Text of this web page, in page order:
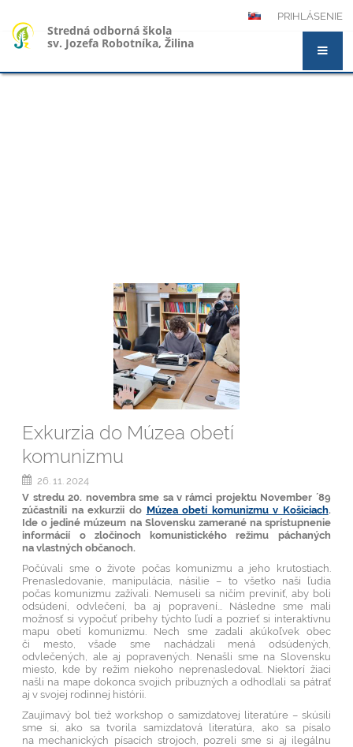
PRIHLÁSENIE
Stredná odborná škola
sv. Jozefa Robotníka, Žilina
Exkurzia do Múzea obetí
komunizmu
26. 11. 2024
V stredu 20. novembra sme sa v rámci projektu November ´89
zúčastnili na exkurzii do Múzea obetí komunizmu v Košiciach.
Ide o jediné múzeum na Slovensku zamerané na sprístupnenie
informácií o zločinoch komunistického režimu páchaných
na vlastných občanoch.
Počúvali sme o živote počas komunizmu a jeho krutostiach.
Prenasledovanie, manipulácia, násilie – to všetko naši ľudia
počas komunizmu zažívali. Nemuseli sa ničím previniť, aby boli
odsúdení, odvlečení, ba aj popravení... Následne sme mali
možnosť si vypočuť príbehy týchto ľudí a pozrieť si interaktívnu
mapu obetí komunizmu. Nech sme zadali akúkoľvek obec
či mesto, všade sme nachádzali mená odsúdených,
odvlečených, ale aj popravených. Nenašli sme na Slovensku
miesto, kde by režim niekoho neprenasledoval. Niektorí žiaci
našli na mape dokonca svojich príbuzných a odhodlali sa pátrať
aj v svojej rodinnej histórii.
Zaujímavý bol tiež workshop o samizdatovej literatúre – skúsili
sme si, ako sa tvorila samizdatová literatúra, ako sa písalo
na mechanických písacích strojoch, pozreli sme si aj ilegálnu